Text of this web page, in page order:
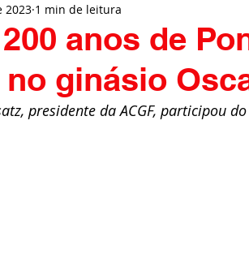
Segurança
Meio ambiente Comunicação
anos de
ginásio
2023 1 min de leitura
presidente da ACGF, participou